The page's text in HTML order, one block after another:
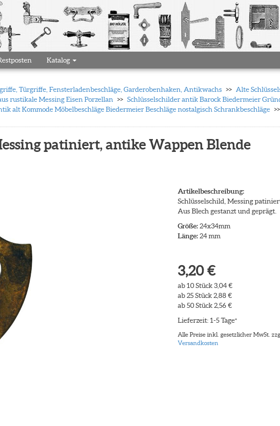
Katalog
Türgriffe, Fensterladenbeschläge, Garderobenhaken, Antikwachs
Alte
rustikale Messing Eisen Porzellan
Schlüsselschilder antik Barock Biedermeier
alt Kommode Möbelbeschläge Biedermeier Beschläge nostalgisch Schrankbeschläge
patiniert, antike Wappen Blende
Artikelbeschreibung:
Schlüsselschild, Messing
Aus Blech gestanzt und geprägt.
Größe:24x34mm
Länge:24 mm
3,20 €
ab 10 Stück 3,04 €
ab 25 Stück 2,88 €
ab 50 Stück 2,56 €
Lieferzeit: 1-5 Tage*
Alle Preise inkl. gesetzlicher MwSt.
Versandkosten